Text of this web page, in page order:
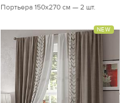
Портьера 150х270 см — 2 шт.
NEW